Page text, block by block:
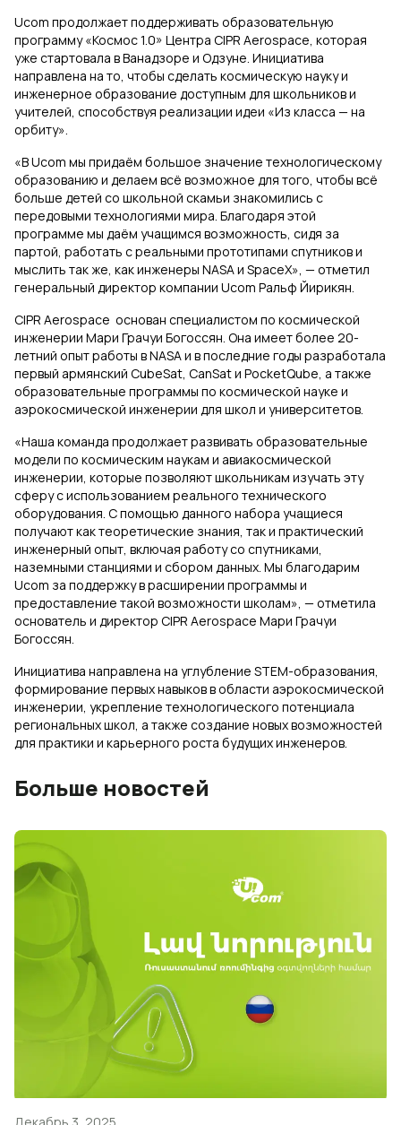
Ucom продолжает поддерживать образовательную
программу «Космос 1.0» Центра CIPR Aerospace, которая
уже стартовала в Ванадзоре и Одзуне. Инициатива
направлена на то, чтобы сделать космическую науку и
инженерное образование доступным для школьников и
учителей, способствуя реализации идеи «Из класса — на
орбиту».
«В Ucom мы придаём большое значение технологическому
образованию и делаем всё возможное для того, чтобы всё
больше детей со школьной скамьи знакомились с
передовыми технологиями мира. Благодаря этой
программе мы даём учащимся возможность, сидя за
партой, работать с реальными прототипами спутников и
мыслить так же, как инженеры NASA и SpaceX», — отметил
генеральный директор компании Ucom Ральф Йирикян.
CIPR Aerospace основан специалистом по космической
инженерии Мари Грачуи Богоссян. Она имеет более 20-
летний опыт работы в NASA и в последние годы разработала
первый армянский CubeSat, CanSat и PocketQube, а также
образовательные программы по космической науке и
аэрокосмической инженерии для школ и университетов.
«Наша команда продолжает развивать образовательные
модели по космическим наукам и авиакосмической
инженерии, которые позволяют школьникам изучать эту
сферу с использованием реального технического
оборудования. С помощью данного набора учащиеся
получают как теоретические знания, так и практический
инженерный опыт, включая работу со спутниками,
наземными станциями и сбором данных. Мы благодарим
Ucom за поддержку в расширении программы и
предоставление такой возможности школам», — отметила
основатель и директор CIPR Aerospace Мари Грачуи
Богоссян.
Инициатива направлена на углубление STEM-образования,
формирование первых навыков в области аэрокосмической
инженерии, укрепление технологического потенциала
региональных школ, а также создание новых возможностей
для практики и карьерного роста будущих инженеров.
Больше новостей